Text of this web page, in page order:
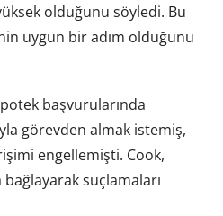
olduğunu söyledi. Bu
uygun bir adım olduğunu
başvurularında
görevden almak istemiş,
engellemişti. Cook,
bağlayarak suçlamaları